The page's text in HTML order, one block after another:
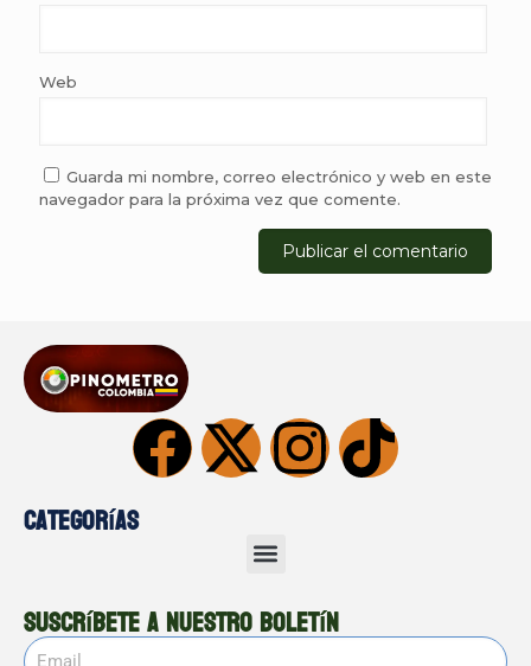
Web
Guarda mi nombre, correo electrónico y web en este
navegador para la próxima vez que comente.
Categorías
Suscríbete a nuestro boletín